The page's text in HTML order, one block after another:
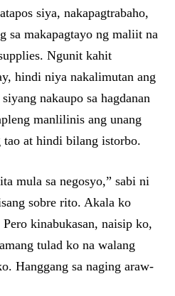
siya, nakapagtrabaho,
sa makapagtayo ng maliit na
Ngunit kahit
hindi niya nakalimutan ang
nakaupo sa hagdanan
manlilinis ang unang
at hindi bilang istorbo.
mula sa negosyo,” sabi ni
sobre rito. Akala ko
kinabukasan, naisip ko,
tulad ko na walang
Hanggang sa naging araw-